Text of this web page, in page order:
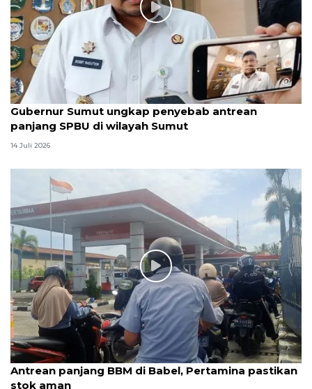
Gubernur Sumut ungkap penyebab antrean
panjang SPBU di wilayah Sumut
14 Juli 2026
Antrean panjang BBM di Babel, Pertamina pastikan
stok aman